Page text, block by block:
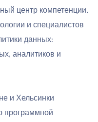
центр компетенции,
и специалистов
данных:
аналитиков и
и Хельсинки
программной